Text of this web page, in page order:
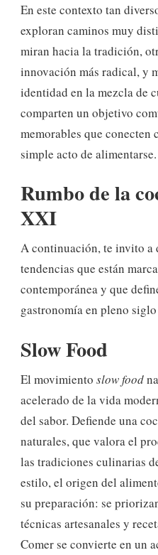
En este contexto tan
exploran caminos muy
miran hacia la tradición,
innovación más radical, y
identidad en la mezcla de
comparten un objetivo
memorables que conecten
simple acto de alimentarse.
Rumbo de la
XXI
A continuación, te invito a
tendencias que están
contemporánea y que
gastronomía en pleno
Slow Food
El movimiento slow food
acelerado de la vida
del sabor. Defiende una
naturales, que valora el
las tradiciones culinarias
estilo, el origen del
su preparación: se
técnicas artesanales y
Comer se convierte en un